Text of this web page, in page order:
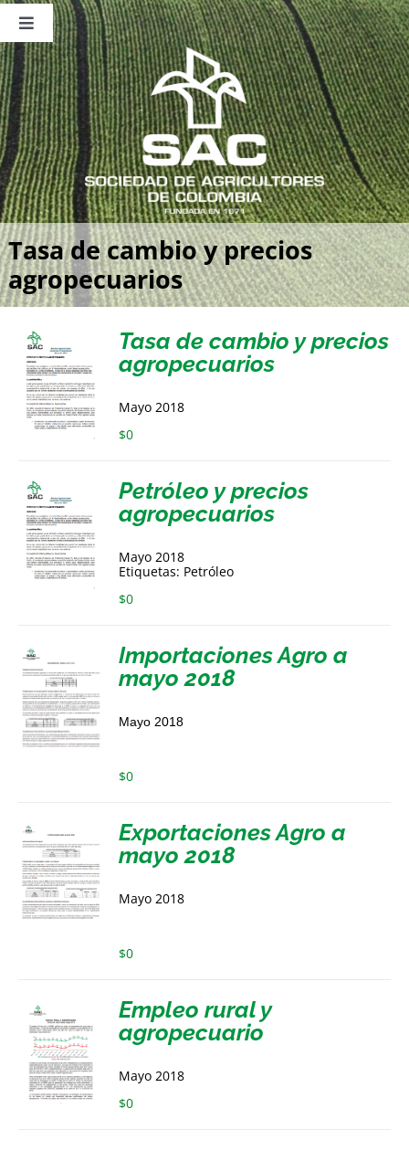
Saltar
contenido
Toggle
Navigation
Nosotros
Publicaciones
Sala de Prensa
Eventos
Tasa de cambio y precios
agropecuarios
Tasa de cambio y precios
agropecuarios
Mayo 2018
$0
Petróleo y precios
agropecuarios
Mayo 2018
Etiquetas: Petróleo
$0
Importaciones Agro a
mayo 2018
Mayo 2018
$0
Exportaciones Agro a
mayo 2018
Mayo 2018
$0
Empleo rural y
agropecuario
Mayo 2018
$0